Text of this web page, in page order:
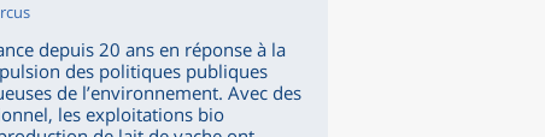
depuis 20 ans en réponse à la
des politiques publiques
de l’environnement. Avec des
les exploitations bio